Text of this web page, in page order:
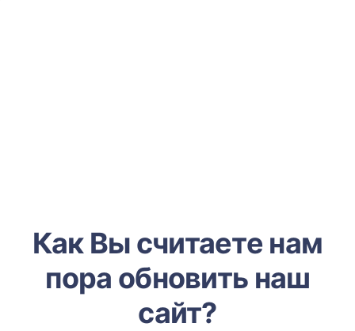
Как Вы считаете нам
пора обновить наш
сайт?